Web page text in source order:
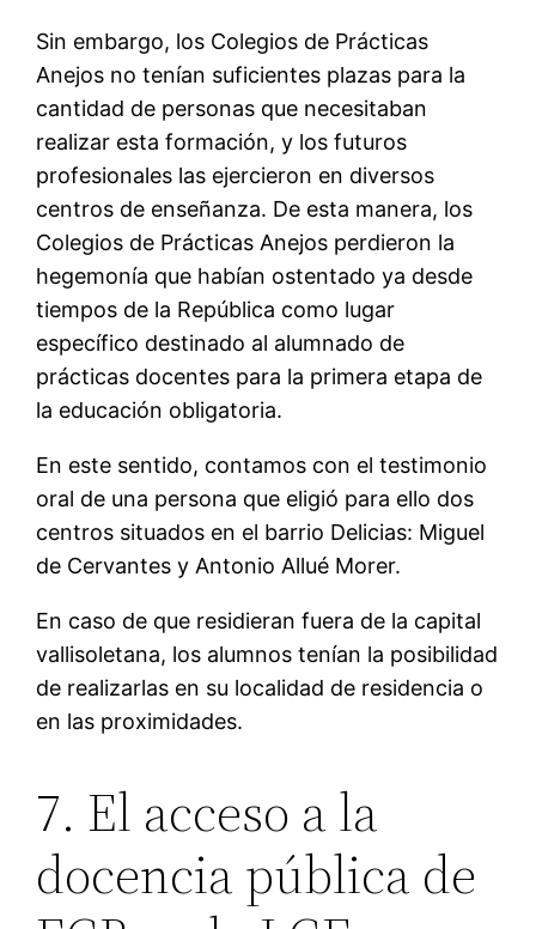
Sin embargo, los Colegios de Prácticas
Anejos no tenían suficientes plazas para la
cantidad de personas que necesitaban
realizar esta formación, y los futuros
profesionales las ejercieron en diversos
centros de enseñanza. De esta manera, los
Colegios de Prácticas Anejos perdieron la
hegemonía que habían ostentado ya desde
tiempos de la República como lugar
específico destinado al alumnado de
prácticas docentes para la primera etapa de
la educación obligatoria.
En este sentido, contamos con el testimonio
oral de una persona que eligió para ello dos
centros situados en el barrio Delicias: Miguel
de Cervantes y Antonio Allué Morer.
En caso de que residieran fuera de la capital
vallisoletana, los alumnos tenían la posibilidad
de realizarlas en su localidad de residencia o
en las proximidades.
7. El acceso a la
docencia pública de